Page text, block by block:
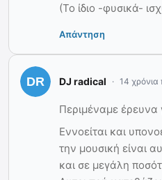
(Το ίδιο -φυσικά-
Απάντηση
DJ radical 14 χρόνια
Περιμέναμε έρευνα
Εννοείται και
την μουσική είναι
και σε μεγάλη